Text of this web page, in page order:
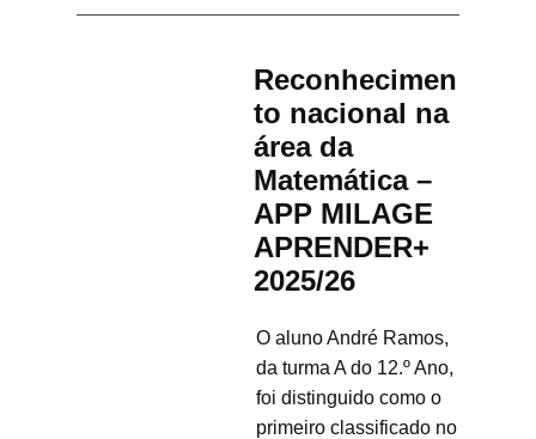
Reconhecimen
to nacional na
área da
Matemática –
APP MILAGE
APRENDER+
2025/26
O aluno André Ramos,
da turma A do 12.º Ano,
foi distinguido como o
primeiro classificado no